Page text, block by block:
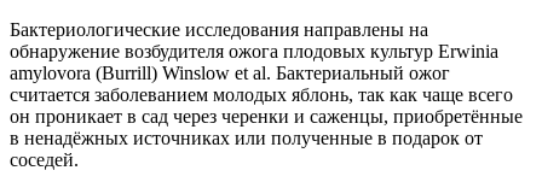
Бактериологические исследования направлены на
обнаружение возбудителя ожога плодовых культур Erwinia
amylovora (Burrill) Winslow et al. Бактериальный ожог
считается заболеванием молодых яблонь, так как чаще всего
он проникает в сад через черенки и саженцы, приобретённые
в ненадёжных источниках или полученные в подарок от
соседей.